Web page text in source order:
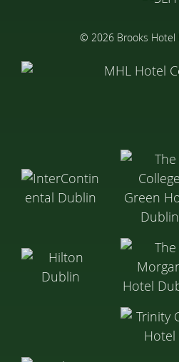
© 2026 Brooks Hotel